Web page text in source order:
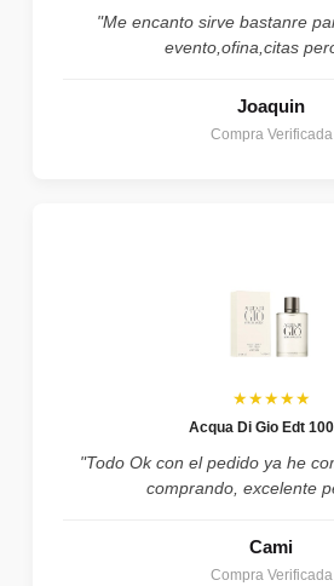
"Me encanto sirve bastanre
evento,ofina,citas
Joaquin
Compra Verificada
★★★★★
Acqua Di Gio Edt 100
"Todo Ok con el pedido ya he
comprando, excelente
Cami
Compra Verificada